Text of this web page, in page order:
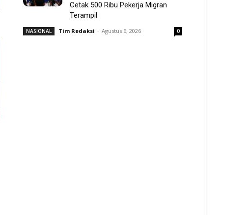
Cetak 500 Ribu Pekerja Migran
Terampil
NASIONAL Tim Redaksi - Agustus 6, 2026 0